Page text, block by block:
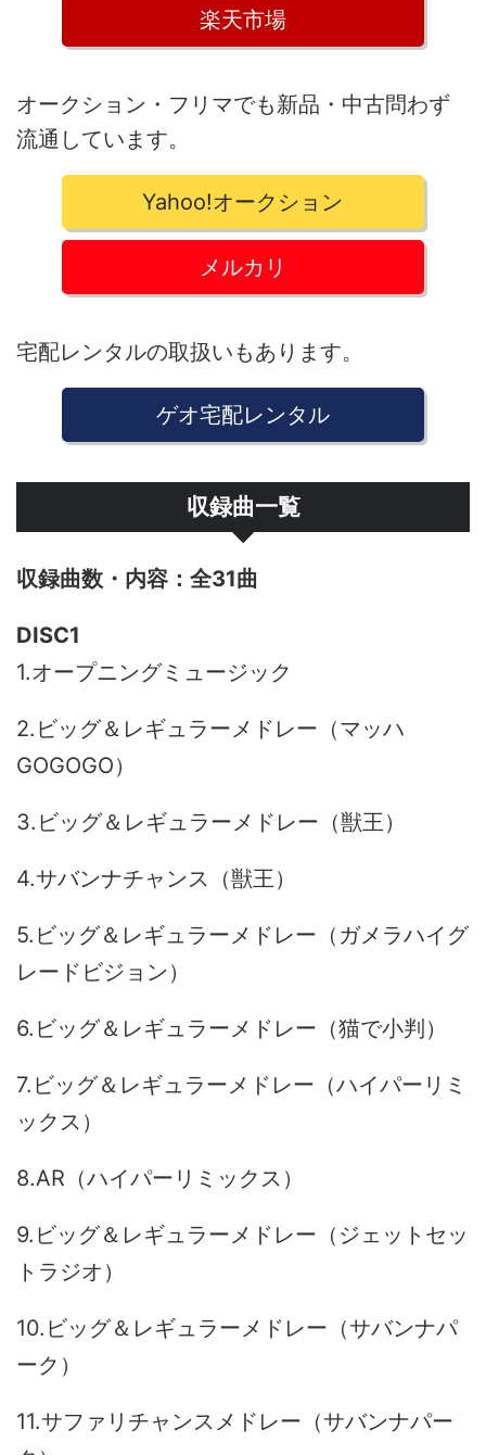
楽天市場
オークション・フリマでも新品・中古問わず
流通しています。
Yahoo!オークション
メルカリ
宅配レンタルの取扱いもあります。
ゲオ宅配レンタル
収録曲一覧
全31曲
DISC1
1.オープニングミュージック
2.ビッグ＆レギュラーメドレー（マッハ
GOGOGO）
3.ビッグ＆レギュラーメドレー（獣王）
4.サバンナチャンス（獣王）
5.ビッグ＆レギュラーメドレー（ガメラハイグ
レードビジョン）
6.ビッグ＆レギュラーメドレー（猫で小判）
7.ビッグ＆レギュラーメドレー（ハイパーリミ
ックス）
8.AR（ハイパーリミックス）
9.ビッグ＆レギュラーメドレー（ジェットセッ
トラジオ）
10.ビッグ＆レギュラーメドレー（サバンナパ
ーク）
11.サファリチャンスメドレー（サバンナパー